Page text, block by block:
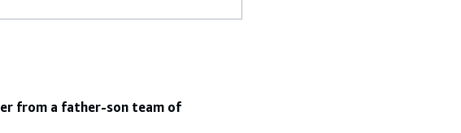
from a father-son team of